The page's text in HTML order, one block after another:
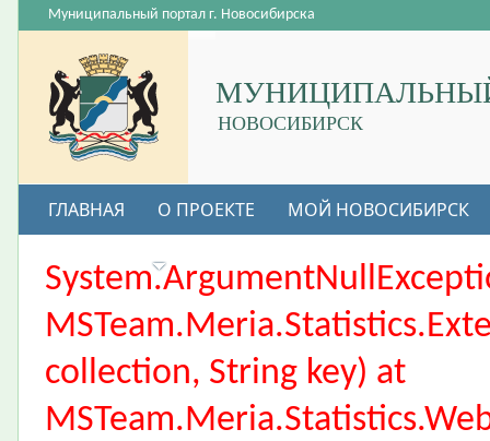
НОВОСИБИРСК
Муниципальный портал г. Новосибирска
ГЛАВНАЯ О ПРОЕКТЕ МОЙ НОВОСИБИРСК
ВАКАНСИИ
collection, String key) at